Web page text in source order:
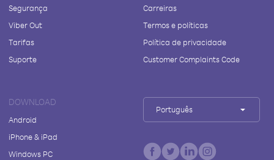
Segurança
Viber Out
Tarifas
Suporte
Carreiras
Termos e políticas
Política de privacidade
Customer Complaints Code
DOWNLOAD
Android
iPhone & iPad
Windows PC
Português